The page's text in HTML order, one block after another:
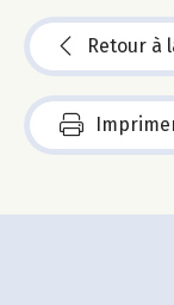
Retour à